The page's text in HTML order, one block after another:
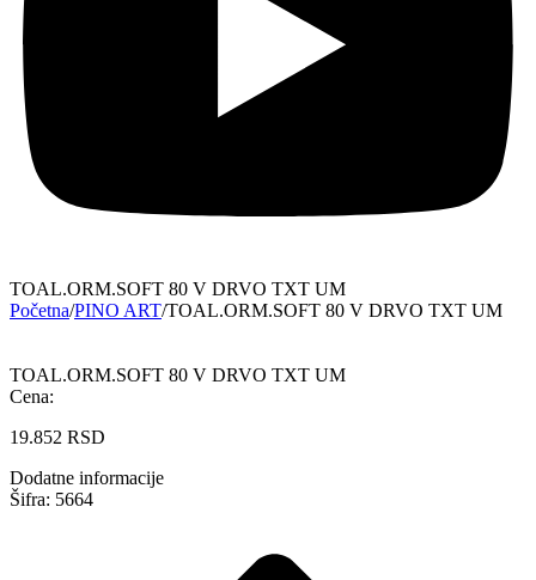
TOAL.ORM.SOFT 80 V DRVO TXT UM
Početna/PINO ART/TOAL.ORM.SOFT 80 V DRVO TXT UM
TOAL.ORM.SOFT 80 V DRVO TXT UM
Cena:
19.852 RSD
Dodatne informacije
Šifra: 5664